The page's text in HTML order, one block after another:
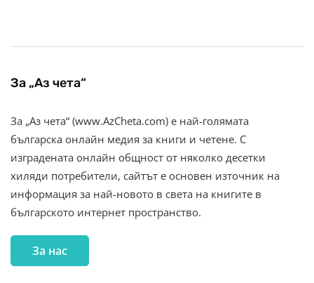
За „Аз чета“
За „Аз чета“ (www.AzCheta.com) е най-голямата
българска онлайн медия за книги и четене. С
изградената онлайн общност от няколко десетки
хиляди потребители, сайтът е основен източник на
информация за най-новото в света на книгите в
българското интернет пространство.
За нас